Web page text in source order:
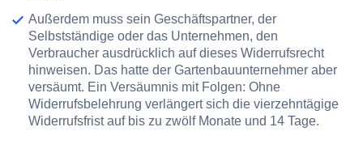
Außerdem muss sein Geschäftspartner, der
Selbstständige oder das Unternehmen, den
Verbraucher ausdrücklich auf dieses Widerrufsrecht
hinweisen. Das hatte der Gartenbauunternehmer aber
versäumt. Ein Versäumnis mit Folgen: Ohne
Widerrufsbelehrung verlängert sich die vierzehntägige
Widerrufsfristauf bis zu zwölf Monate und 14 Tage.